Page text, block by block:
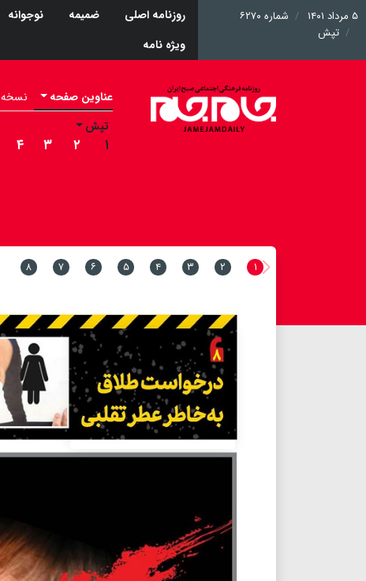
۵ مرداد ۱۴۰۱
شماره ۶۲۷۰
تپش
روزنامه اصلی ضمیمه نوجوانه
ویژه نامه
عناوین صفحه نسخه Pdf
تپش
۱ ۲ ۳ ۴
۱ ۲ ۳ ۴ ۵ ۶ ۷ ۸